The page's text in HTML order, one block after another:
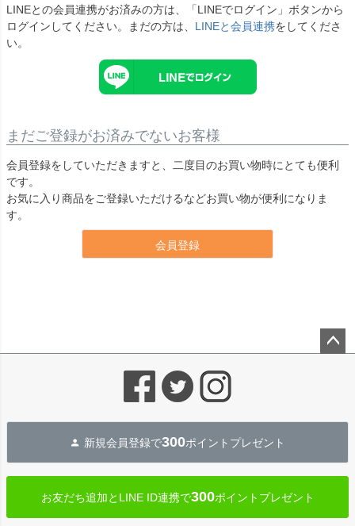
LINEとの会員連携がお済みの方は、「LINEでログイン」ボタンから
ログインしてください。まだの方は、 LINEと会員連携をしてくださ
い。
まだご登録がお済みでないお客様
会員登録をしていただきますと、二度目のお買い物時にとても便利
です。
お気に入り商品をご登録いただけるなどお買い物が便利になりま
す。
会員登録
新規会員登録で300ポイントプレゼント
お友だち追加とLINE ID連携で300ポイントプレゼント